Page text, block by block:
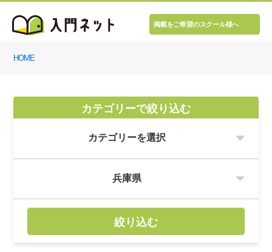
掲載をご希望のスクール様へ
HOME
カテゴリーで絞り込む
絞り込む